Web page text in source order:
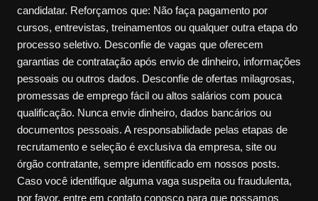
candidatar. Reforçamos que: Não faça pagamento por
cursos, entrevistas, treinamentos ou qualquer outra etapa do
processo seletivo. Desconfie de vagas que oferecem
garantias de contratação após envio de dinheiro, informações
pessoais ou outros dados. Desconfie de ofertas milagrosas,
promessas de emprego fácil ou altos salários com pouca
qualificação. Nunca envie dinheiro, dados bancários ou
documentos pessoais. A responsabilidade pelas etapas de
recrutamento e seleção é exclusiva da empresa, site ou
órgão contratante, sempre identificado em nossos posts.
Caso você identifique alguma vaga suspeita ou fraudulenta,
por favor, entre em contato conosco para que possamos